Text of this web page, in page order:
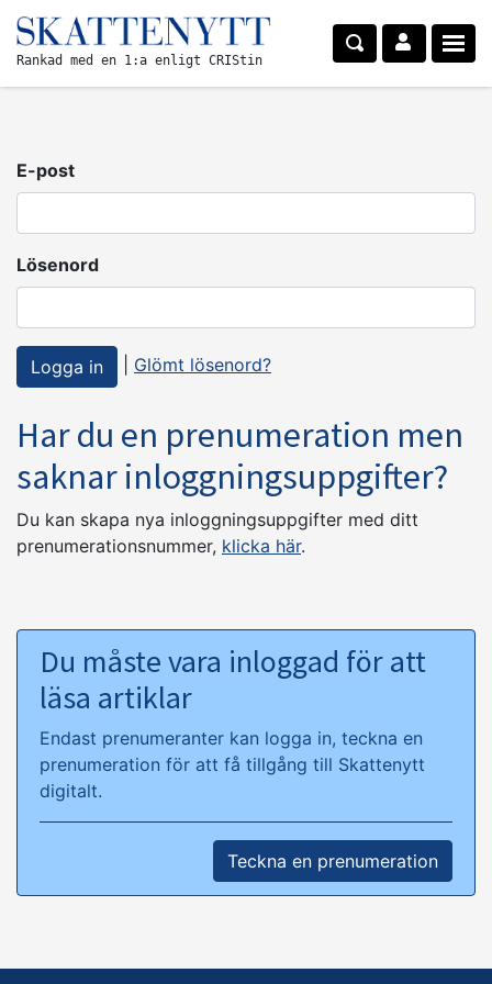
Rankad med en 1:a enligt CRIStin
E-post
Lösenord
Glömt lösenord?
Har du en prenumeration men
saknar inloggningsuppgifter?
Du kan skapa nya inloggningsuppgifter med ditt
prenumerationsnummer, klicka här.
Du måste vara inloggad för att
läsa artiklar
Endast prenumeranter kan logga in, teckna en
prenumeration för att få tillgång till Skattenytt
digitalt.
Teckna en prenumeration